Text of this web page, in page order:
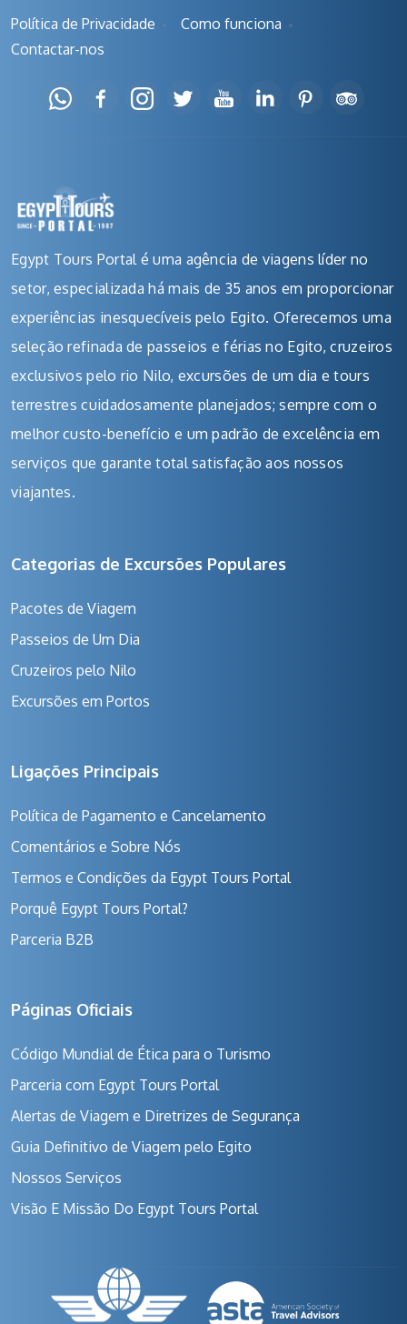
Política de Privacidade
Como funciona
Contactar-nos
Egypt Tours Portal é uma agência de viagens líder no
setor, especializada há mais de 35 anos em proporcionar
experiências inesquecíveis pelo Egito. Oferecemos uma
seleção refinada de passeios e férias no Egito, cruzeiros
exclusivos pelo rio Nilo, excursões de um dia e tours
terrestres cuidadosamente planejados; sempre com o
melhor custo-benefício e um padrão de excelência em
serviços que garante total satisfação aos nossos
viajantes.
Categorias de Excursões Populares
Pacotes de Viagem
Passeios de Um Dia
Cruzeiros pelo Nilo
Excursões em Portos
Ligações Principais
Política de Pagamento e Cancelamento
Comentários e Sobre Nós
Termos e Condições da Egypt Tours Portal
Porquê Egypt Tours Portal?
Parceria B2B
Páginas Oficiais
Código Mundial de Ética para o Turismo
Parceria com Egypt Tours Portal
Alertas de Viagem e Diretrizes de Segurança
Guia Definitivo de Viagem pelo Egito
Nossos Serviços
Visão E Missão Do Egypt Tours Portal